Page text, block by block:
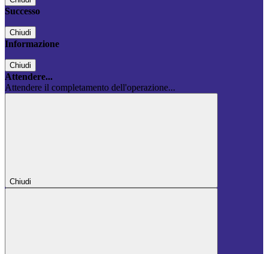
Successo
Chiudi
Informazione
Chiudi
Attendere...
Attendere il completamento dell'operazione...
Chiudi